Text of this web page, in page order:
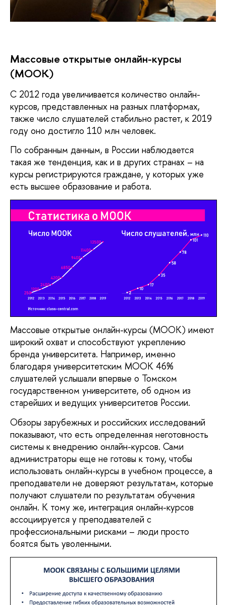
Массовые открытые онлайн-курсы
(МООК)
С 2012 года увеличивается количество онлайн-
курсов, представленных на разных платформах,
также число слушателей стабильно растет, к 2019
году оно достигло 110 млн человек.
По собранным данным, в России наблюдается
такая же тенденция, как и в других странах – на
курсы регистрируются граждане, у которых уже
есть высшее образование и работа.
Массовые открытые онлайн-курсы (МООК) имеют
широкий охват и способствуют укреплению
бренда университета. Например, именно
благодаря университетским МООК 46%
слушателей услышали впервые о Томском
государственном университете, об одном из
старейших и ведущих университетов России.
Обзоры зарубежных и российских исследований
показывают, что есть определенная неготовность
системы к внедрению онлайн-курсов. Сами
администраторы еще не готовы к тому, чтобы
использовать онлайн-курсы в учебном процессе, а
преподаватели не доверяют результатам, которые
получают слушатели по результатам обучения
онлайн. К тому же, интеграция онлайн-курсов
ассоциируется у преподавателей с
профессиональными рисками – люди просто
боятся быть уволенными.